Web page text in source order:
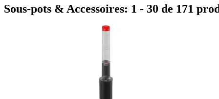
Sous-pots & Accessoires: 1 - 30 de 171